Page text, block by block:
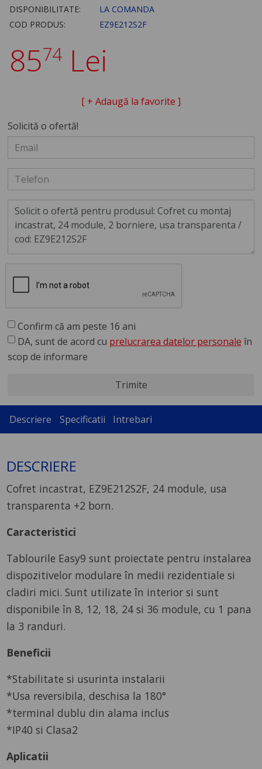
DISPONIBILITATE:
LA COMANDA
COD PRODUS:
EZ9E212S2F
8574 Lei
[ + Adaugă la favorite ]
Solicită o ofertă!
Confirm că am peste 16 ani
DA, sunt de acord cu prelucrarea datelor personale în
scop de informare
Trimite
Descriere Specificatii Intrebari
DESCRIERE
Cofret incastrat, EZ9E212S2F, 24 module, usa
transparenta +2 born.
Caracteristici
Tablourile Easy9 sunt proiectate pentru instalarea
dispozitivelor modulare în medii rezidentiale si
cladiri mici. Sunt utilizate în interior si sunt
disponibile în 8, 12, 18, 24 si 36 module, cu 1 pana
la 3 randuri.
Beneficii
*Stabilitate si usurinta instalarii
*Usa reversibila, deschisa la 180°
*terminal dublu din alama inclus
*IP40 si Clasa2
Aplicatii